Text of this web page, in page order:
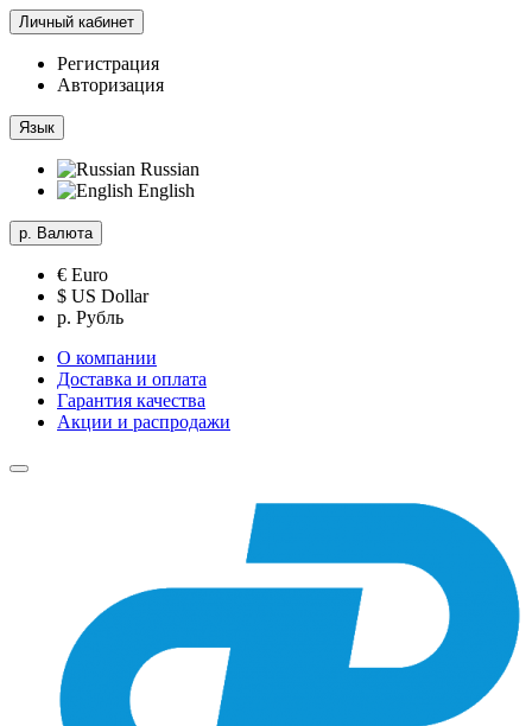
Личный кабинет
Регистрация
Авторизация
Язык
Russian
English
р. Валюта
€ Euro
$ US Dollar
р. Рубль
О компании
Доставка и оплата
Гарантия качества
Акции и распродажи